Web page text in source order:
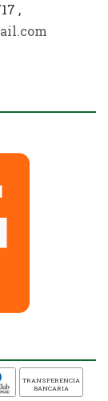
,
TRANSFERENCIA
BANCARIA